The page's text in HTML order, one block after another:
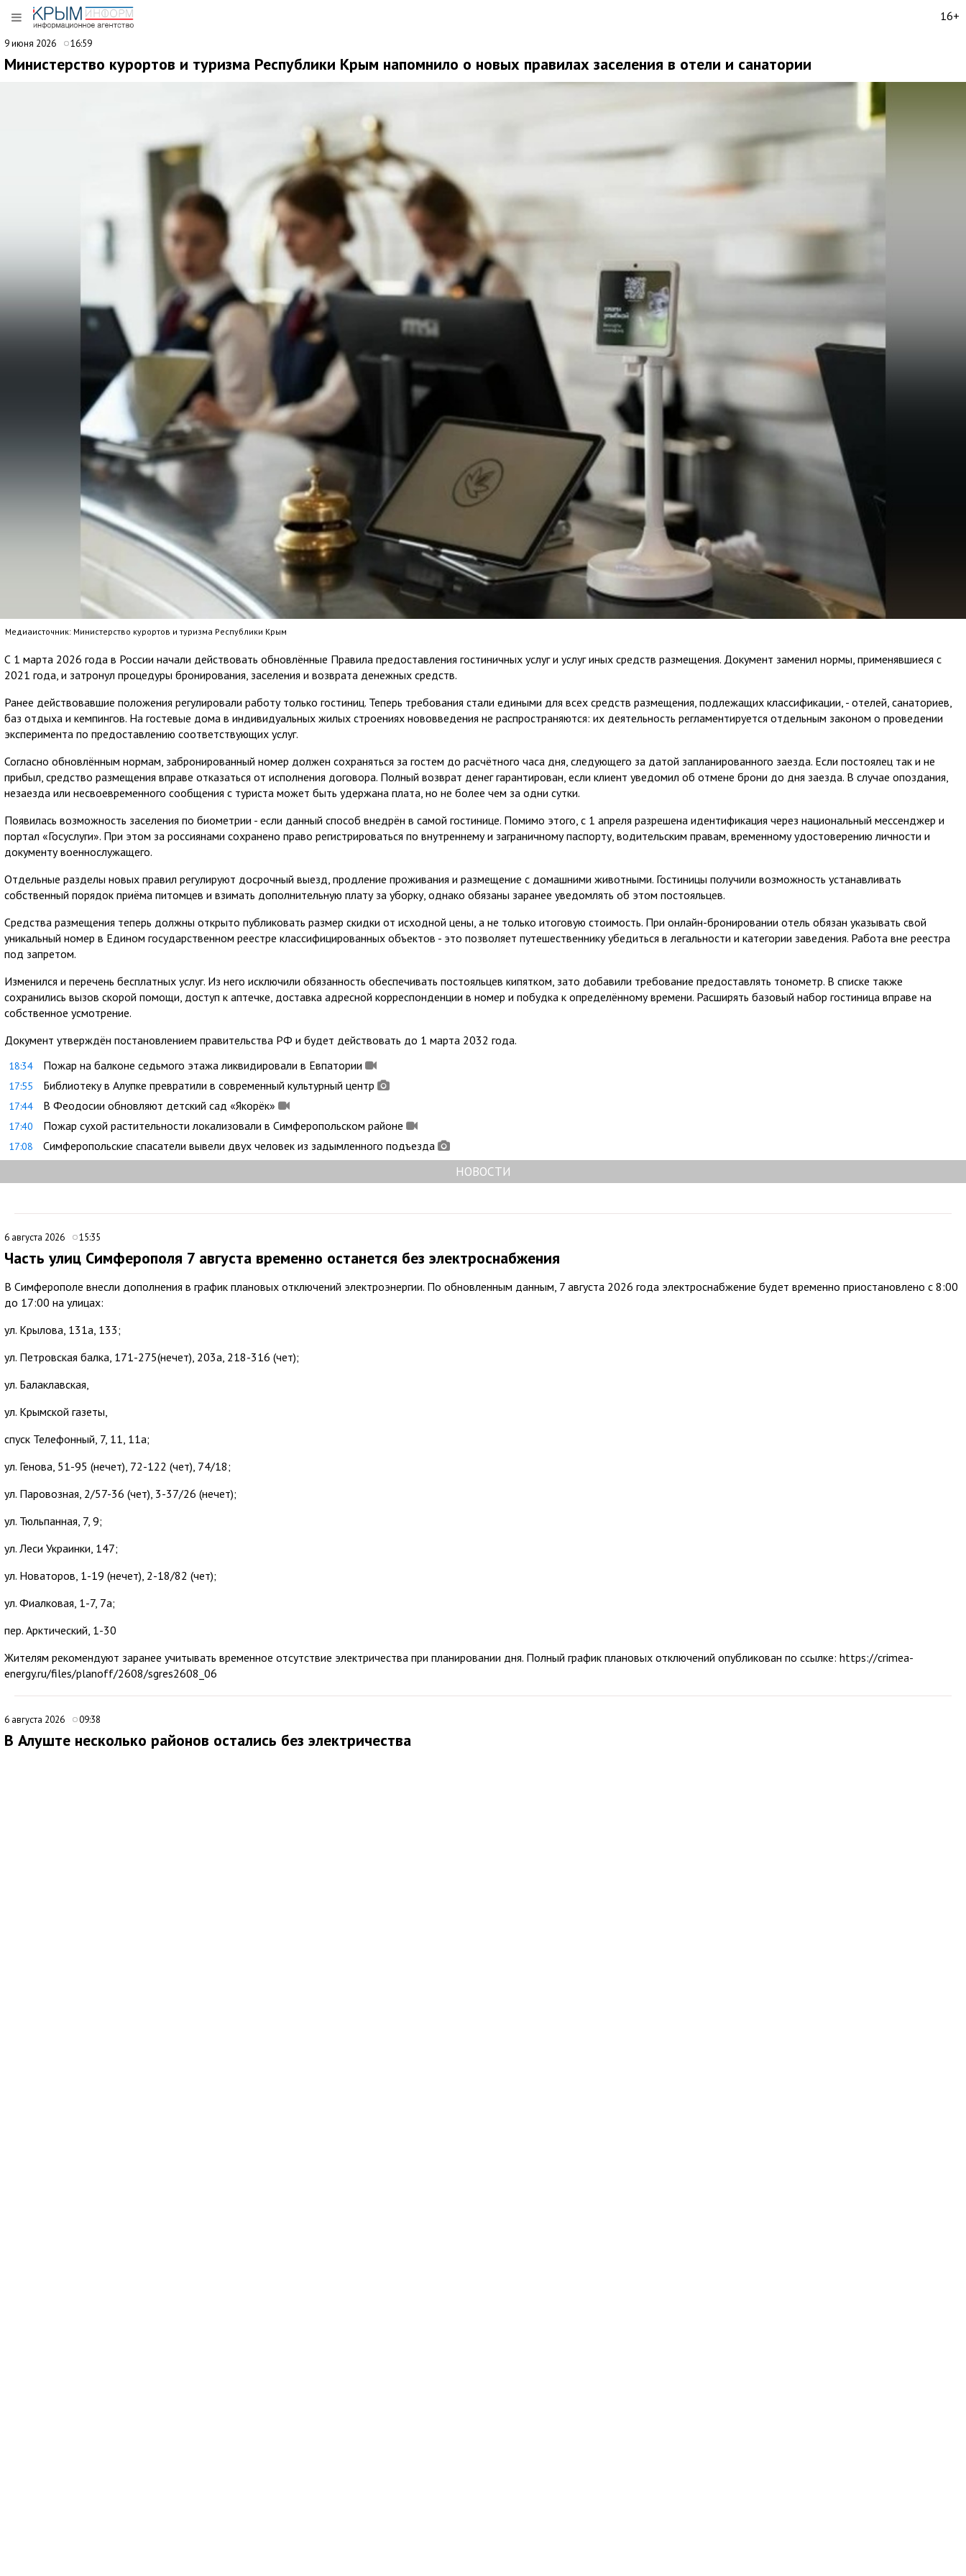
16+
9 июня 2026 16:59
Министерство курортов и туризма Республики Крым напомнило о новых правилах заселения в отели и санатории
Медиаисточник: Министерство курортов и туризма Республики Крым
С 1 марта 2026 года в России начали действовать обновлённые Правила предоставления гостиничных услуг и услуг иных средств размещения. Документ заменил нормы, применявшиеся с
2021 года, и затронул процедуры бронирования, заселения и возврата денежных средств.
Ранее действовавшие положения регулировали работу только гостиниц. Теперь требования стали едиными для всех средств размещения, подлежащих классификации, - отелей, санаториев,
баз отдыха и кемпингов. На гостевые дома в индивидуальных жилых строениях нововведения не распространяются: их деятельность регламентируется отдельным законом о проведении
эксперимента по предоставлению соответствующих услуг.
Согласно обновлённым нормам, забронированный номер должен сохраняться за гостем до расчётного часа дня, следующего за датой запланированного заезда. Если постоялец так и не
прибыл, средство размещения вправе отказаться от исполнения договора. Полный возврат денег гарантирован, если клиент уведомил об отмене брони до дня заезда. В случае опоздания,
незаезда или несвоевременного сообщения с туриста может быть удержана плата, но не более чем за одни сутки.
Появилась возможность заселения по биометрии - если данный способ внедрён в самой гостинице. Помимо этого, с 1 апреля разрешена идентификация через национальный мессенджер и
портал «Госуслуги». При этом за россиянами сохранено право регистрироваться по внутреннему и заграничному паспорту, водительским правам, временному удостоверению личности и
документу военнослужащего.
Отдельные разделы новых правил регулируют досрочный выезд, продление проживания и размещение с домашними животными. Гостиницы получили возможность устанавливать
собственный порядок приёма питомцев и взимать дополнительную плату за уборку, однако обязаны заранее уведомлять об этом постояльцев.
Средства размещения теперь должны открыто публиковать размер скидки от исходной цены, а не только итоговую стоимость. При онлайн-бронировании отель обязан указывать свой
уникальный номер в Едином государственном реестре классифицированных объектов - это позволяет путешественнику убедиться в легальности и категории заведения. Работа вне реестра
под запретом.
Изменился и перечень бесплатных услуг. Из него исключили обязанность обеспечивать постояльцев кипятком, зато добавили требование предоставлять тонометр. В списке также
сохранились вызов скорой помощи, доступ к аптечке, доставка адресной корреспонденции в номер и побудка к определённому времени. Расширять базовый набор гостиница вправе на
собственное усмотрение.
Документ утверждён постановлением правительства РФ и будет действовать до 1 марта 2032 года.
18:34 Пожар на балконе седьмого этажа ликвидировали в Евпатории
17:55 Библиотеку в Алупке превратили в современный культурный центр
17:44 В Феодосии обновляют детский сад «Якорёк»
17:40 Пожар сухой растительности локализовали в Симферопольском районе
17:08 Симферопольские спасатели вывели двух человек из задымленного подъезда
НОВОСТИ
6 августа 2026 15:35
Часть улиц Симферополя 7 августа временно останется без электроснабжения
В Симферополе внесли дополнения в график плановых отключений электроэнергии. По обновленным данным, 7 августа 2026 года электроснабжение будет временно приостановлено с 8:00
до 17:00 на улицах:
ул. Крылова, 131а, 133;
ул. Петровская балка, 171-275(нечет), 203а, 218-316 (чет);
ул. Балаклавская,
ул. Крымской газеты,
спуск Телефонный, 7, 11, 11а;
ул. Генова, 51-95 (нечет), 72-122 (чет), 74/18;
ул. Паровозная, 2/57-36 (чет), 3-37/26 (нечет);
ул. Тюльпанная, 7, 9;
ул. Леси Украинки, 147;
ул. Новаторов, 1-19 (нечет), 2-18/82 (чет);
ул. Фиалковая, 1-7, 7а;
пер. Арктический, 1-30
Жителям рекомендуют заранее учитывать временное отсутствие электричества при планировании дня. Полный график плановых отключений опубликован по ссылке: https://crimea-
energy.ru/files/planoff/2608/sgres2608_06
6 августа 2026 09:38
В Алуште несколько районов остались без электричества